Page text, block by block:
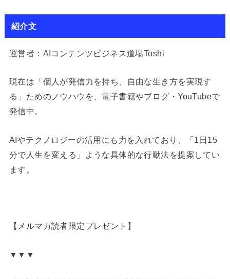
紹介文
運営者：AIコンテンツビジネス道場Toshi
現在は「個人が発信力を持ち、自由な生き方を実現す
る」ためのノウハウを、電子書籍やブログ・YouTubeで
発信中。
AIやテクノロジーの活用にも力を入れており、「1日15
分で人生を変える」ような具体的な行動法を提案してい
ます。
【メルマガ読者限定プレゼント】
▼▼▼